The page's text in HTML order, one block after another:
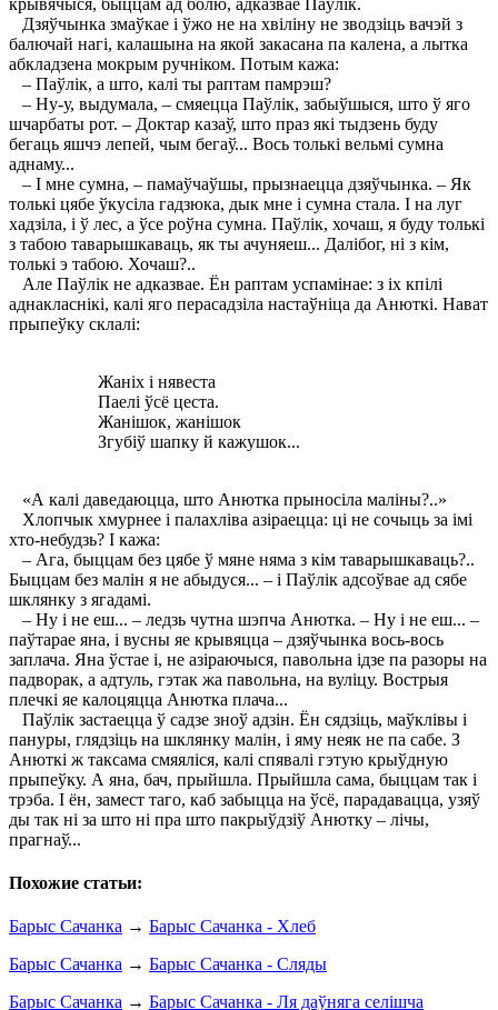
Дзяўчынка змаўкае і ўжо не на хвіліну не зводзіць вачэй з
балючай нагі, калашына на якой закасана па калена, а лытка
абкладзена мокрым ручніком. Потым кажа:
– Паўлік, а што, калі ты раптам памрэш?
– Ну-у, выдумала, – смяецца Паўлік, забыўшыся, што ў яго
шчарбаты рот. – Доктар казаў, што праз які тыдзень буду
бегаць яшчэ лепей, чым бегаў... Вось толькі вельмі сумна
аднаму...
– I мне сумна, – памаўчаўшы, прызнаецца дзяўчынка. – Як
толькі цябе ўкусіла гадзюка, дык мне і сумна стала. I на луг
хадзіла, і ў лес, а ўсе роўна сумна. Паўлік, хочаш, я буду толькі
з табою таварышкаваць, як ты ачуняеш... Далібог, ні з кім,
толькі э табою. Хочаш?..
Але Паўлік не адказвае. Ён раптам успамінае: з іх кпілі
аднакласнікі, калі яго перасадзіла настаўніца да Анюткі. Нават
прыпеўку склалі:
Жаніх і нявеста
Паелі ўсё цеста.
Жанішок, жанішок
Згубіў шапку й кажушок...
«А калі даведаюцца, што Анютка прыносіла маліны?..»
Хлопчык хмурнее і палахліва азіраецца: ці не сочыць за імі
хто-небудзь? І кажа:
– Ага, быццам без цябе ў мяне няма з кім таварышкаваць?..
Быццам без малін я не абыдуся... – і Паўлік адсоўвае ад сябе
шклянку з ягадамі.
– Ну і не еш... – ледзь чутна шэпча Анютка. – Ну і не еш... –
паўтарае яна, і вусны яе крывяцца – дзяўчынка вось-вось
заплача. Яна ўстае і, не азіраючыся, павольна ідзе па разоры на
падворак, а адтуль, гэтак жа павольна, на вуліцу. Вострыя
плечкі яе калоцяцца Анютка плача...
Паўлік застаецца ў садзе зноў адзін. Ён сядзіць, маўклівы і
пануры, глядзіць на шклянку малін, і яму неяк не па сабе. З
Анюткі ж таксама смяяліся, калі спявалі гэтую крыўдную
прыпеўку. А яна, бач, прыйшла. Прыйшла сама, быццам так і
трэба. I ён, замест таго, каб забыцца на ўсё, парадавацца, узяў
ды так ні за што ні пра што пакрыўдзіў Анютку – лічы,
прагнаў...
Похожие статьи:
Барыс Сачанка → Барыс Сачанка - Хлеб
Барыс Сачанка → Барыс Сачанка - Сляды
Барыс Сачанка → Барыс Сачанка - Ля даўняга селішча